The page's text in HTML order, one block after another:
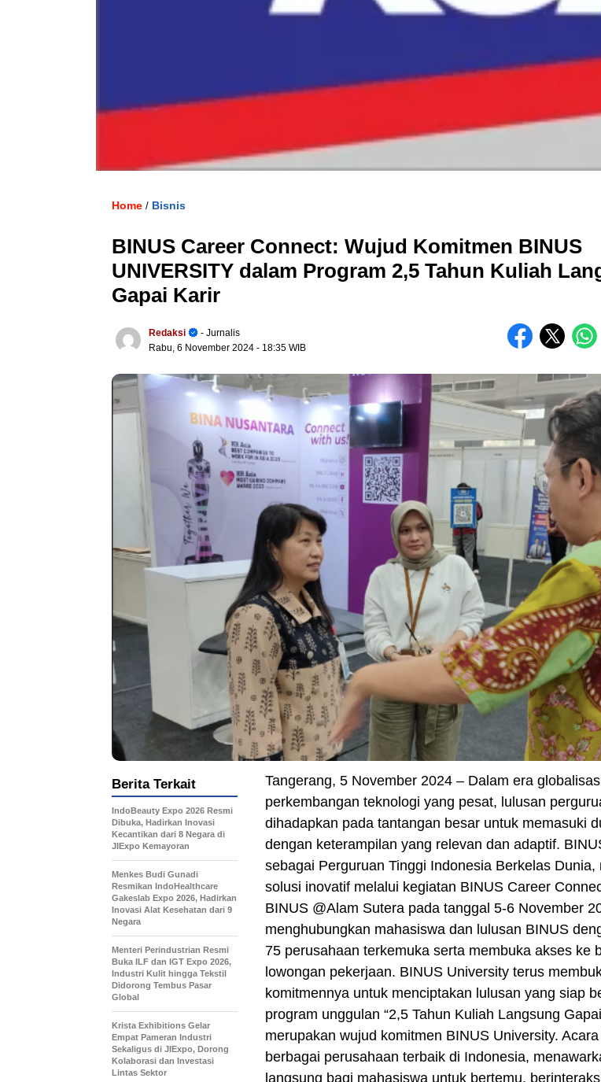
Home / Bisnis
BINUS Career Connect: Wujud Komitmen BINUS
UNIVERSITY dalam Program 2,5 Tahun Kuliah
Gapai Karir
Redaksi
- Jurnalis
Rabu, 6 November 2024 - 18:35 WIB
Tangerang, 5 November 2024 – Dalam era
perkembangan teknologi yang pesat, lulusan
dihadapkan pada tantangan besar untuk memasuki
dengan keterampilan yang relevan dan adaptif.
sebagai Perguruan Tinggi Indonesia Berkelas Dunia,
solusi inovatif melalui kegiatan BINUS Career
BINUS @Alam Sutera pada tanggal 5-6 November
menghubungkan mahasiswa dan lulusan BINUS
75 perusahaan terkemuka serta membuka akses ke
lowongan pekerjaan. BINUS University terus
komitmennya untuk menciptakan lulusan yang siap
program unggulan “2,5 Tahun Kuliah Langsung
merupakan wujud komitmen BINUS University.
berbagai perusahaan terbaik di Indonesia,
langsung bagi mahasiswa untuk bertemu,
Berita Terkait
IndoBeauty Expo 2026 Resmi
Dibuka, Hadirkan Inovasi
Kecantikan dari 8 Negara di
JIExpo Kemayoran
Menkes Budi Gunadi
Resmikan IndoHealthcare
Gakeslab Expo 2026, Hadirkan
Inovasi Alat Kesehatan dari 9
Negara
Menteri Perindustrian Resmi
Buka ILF dan IGT Expo 2026,
Industri Kulit hingga Tekstil
Didorong Tembus Pasar
Global
Krista Exhibitions Gelar
Empat Pameran Industri
Sekaligus di JIExpo, Dorong
Kolaborasi dan Investasi
Lintas Sektor